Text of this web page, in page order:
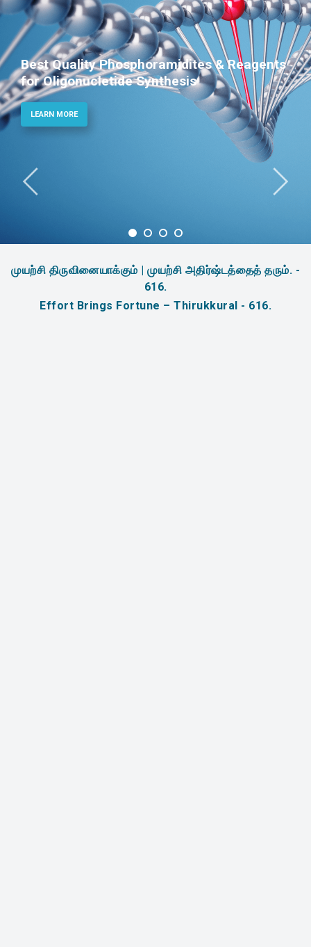
Phosphoramidites for Diagnostic and
Therapeutic Applications
LEARN MORE
முயற்சி திருவினையாக்கும் | முயற்சி அதிர்ஷ்டத்தைத் தரும். -
616.
Effort Brings Fortune – Thirukkural - 616.